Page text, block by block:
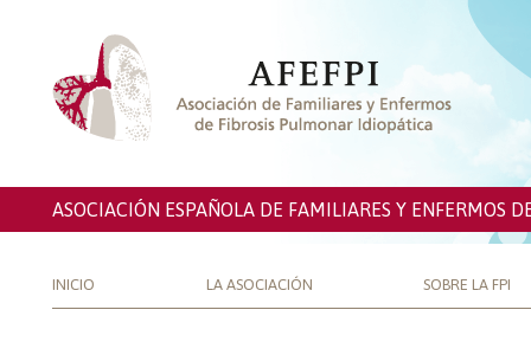
ASOCIACIÓN ESPAÑOLA DE FAMILIARES Y ENFERMOS
INICIO LA ASOCIACIÓN SOBRE LA FPI